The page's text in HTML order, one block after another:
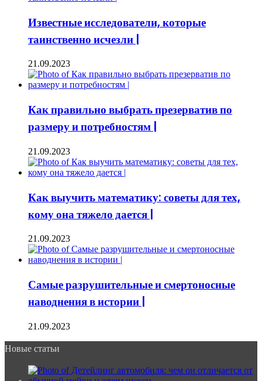
Известные исследователи, которые
таинственно исчезли |
21.09.2023
Как правильно выбрать презерватив по
размеру и потребностям |
21.09.2023
Как выучить математику: советы для тех,
кому она тяжело дается |
21.09.2023
Самые разрушительные и смертоносные
наводнения в истории |
21.09.2023
Новые статьи